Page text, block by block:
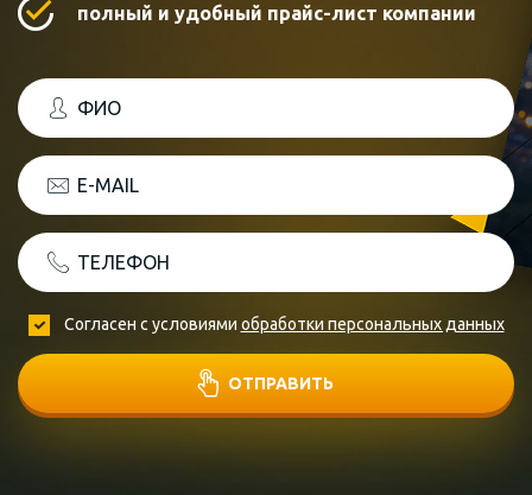
полный и удобный прайс-лист компании
ФИО
E-MAIL
ТЕЛЕФОН
Согласен с условиями обработки персональных данных
ОТПРАВИТЬ